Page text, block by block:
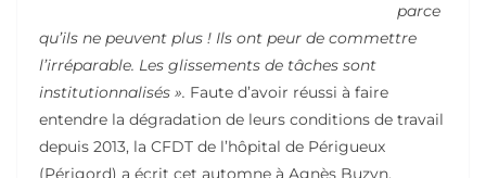
parce
qu’ils ne peuvent plus ! Ils ont peur de commettre
l’irréparable. Les glissements de tâches sont
institutionnalisés ». Faute d’avoir réussi à faire
entendre la dégradation de leurs conditions de travail
depuis 2013, la CFDT de l’hôpital de Périgueux
(Périgord) a écrit cet automne à Agnès Buzyn,